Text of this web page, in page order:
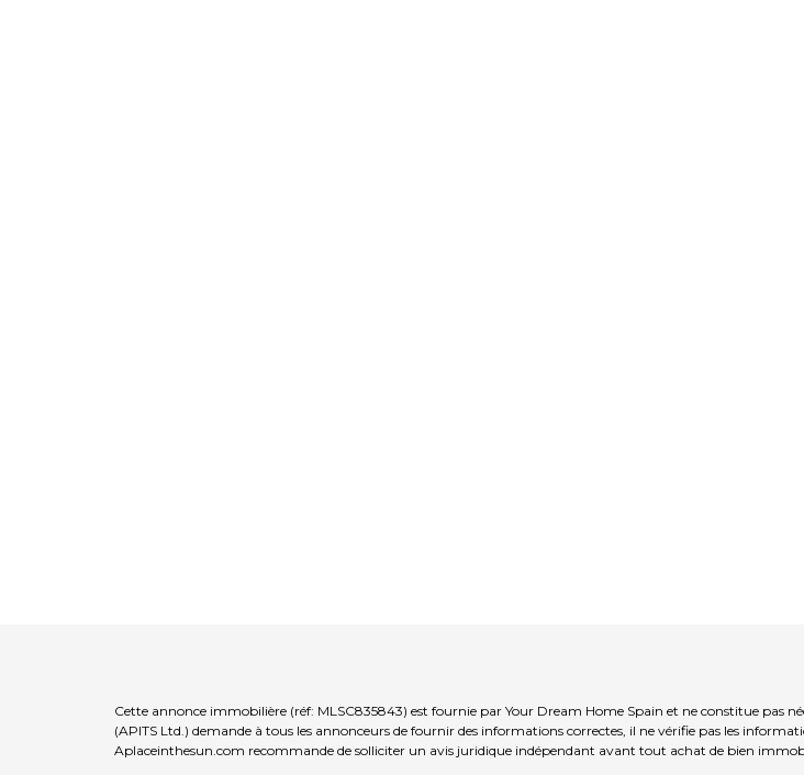
Cette annonce immobilière (réf: MLSC835843) est fournie par Your Dream Home Spain et ne constitue pas
(APITS Ltd.) demande à tous les annonceurs de fournir des informations correctes, il ne vérifie pas les
Aplaceinthesun.com recommande de solliciter un avis juridique indépendant avant tout achat de bien